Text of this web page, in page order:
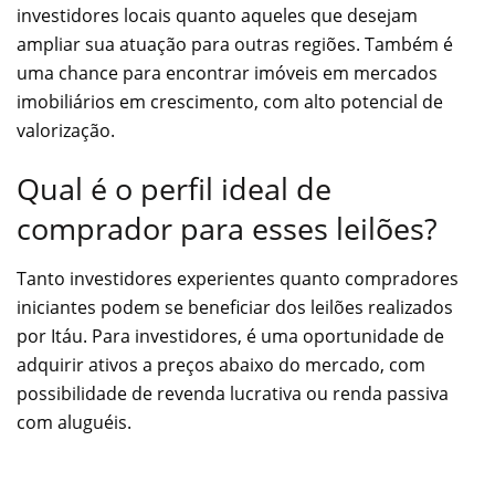
investidores locais quanto aqueles que desejam
ampliar sua atuação para outras regiões. Também é
uma chance para encontrar imóveis em mercados
imobiliários em crescimento, com alto potencial de
valorização.
Qual é o perfil ideal de
comprador para esses leilões?
Tanto investidores experientes quanto compradores
iniciantes podem se beneficiar dos leilões realizados
por Itáu. Para investidores, é uma oportunidade de
adquirir ativos a preços abaixo do mercado, com
possibilidade de revenda lucrativa ou renda passiva
com aluguéis.